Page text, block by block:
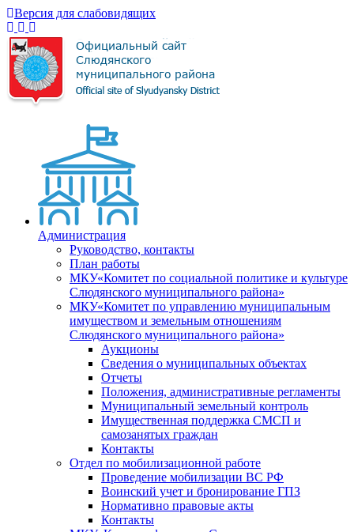
Версия для слабовидящих
Администрация
Руководство, контакты
План работы
МКУ«Комитет по социальной политике и культуре
Слюдянского муниципального района»
МКУ«Комитет по управлению муниципальным
имуществом и земельным отношениям
Слюдянского муниципального района»
Аукционы
Сведения о муниципальных объектах
Отчеты
Положения, административные регламенты
Муниципальный земельный контроль
Имущественная поддержка СМСП и
самозанятых граждан
Контакты
Отдел по мобилизационной работе
Проведение мобилизации ВС РФ
Воинский учет и бронирование ГПЗ
Нормативно правовые акты
Контакты